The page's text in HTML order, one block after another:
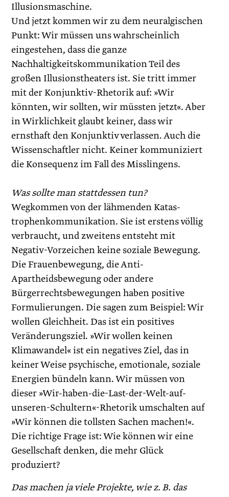
Illusions­maschine.
Und jetzt kommen wir zu dem neu­ralgischen
Punkt: Wir müssen uns wahrscheinlich
eingestehen, dass die ganze
Nachhaltigkeitskommunikation Teil des
großen Illusionstheaters ist. Sie tritt immer
mit der Konjunktiv-Rhetorik auf: »Wir
könnten, wir sollten, wir müssten jetzt«. Aber
in Wirklichkeit glaubt keiner, dass wir
ernsthaft den Konjunktiv verlassen. Auch die
Wissenschaftler nicht. Keiner kommuniziert
die Konsequenz im Fall des Miss­lingens.
Was sollte man stattdessen tun?
Wegkommen von der lähmenden Katas­
trophenkommunikation. Sie ist erstens völlig
verbraucht, und zweitens entsteht mit
Negativ-Vorzeichen keine soziale Bewegung.
Die Frauenbewegung, die Anti-
Apartheidsbewegung oder andere
Bürgerrechtsbewegungen haben positive
Formulierungen. Die sagen zum Beispiel: Wir
wollen Gleichheit. Das ist ein positives
Veränderungsziel. »Wir wollen keinen
Klimawandel« ist ein negatives Ziel, das in
keiner Weise psychische, emotionale, soziale
Energien bündeln kann. Wir müssen von
dieser »Wir-haben-die-Last-der-Welt-auf-
unseren-Schultern«-Rhetorik umschalten auf
»Wir können die tollsten Sachen machen!«.
Die richtige Frage ist: Wie können wir eine
Gesellschaft denken, die mehr Glück
produziert?
Das machen ja viele Projekte, wie z. B. das